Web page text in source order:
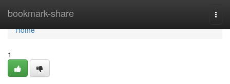
bookmark-share
Home
Home
1